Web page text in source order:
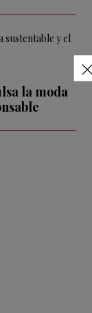
la moda